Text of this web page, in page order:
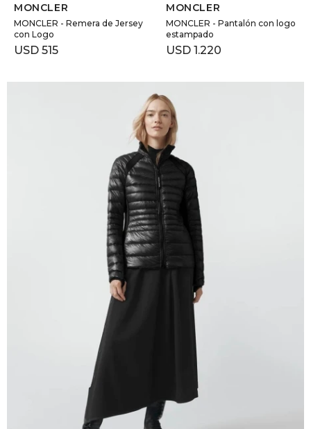
MONCLER
MONCLER - Remera de Jersey
con Logo
USD 515
MONCLER
MONCLER - Pantalón con logo
estampado
USD 1.220